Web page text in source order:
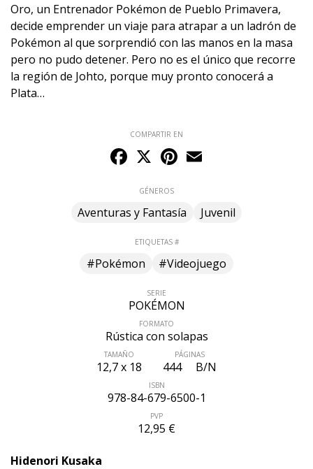
Oro, un Entrenador Pokémon de Pueblo Primavera,
decide emprender un viaje para atrapar a un ladrón de
Pokémon al que sorprendió con las manos en la masa
pero no pudo detener. Pero no es el único que recorre
la región de Johto, porque muy pronto conocerá a
Plata…
COMPARTIR EN
Facebook
X Pinterest
GÉNEROS
Aventuras y Fantasía Juvenil
ETIQUETAS #
#Pokémon #Videojuego
SERIE
POKÉMON
FORMATO
Rústica con solapas
TAMAÑO
12,7 x 18
PÁGINAS
444 B/N
ISBN
978-84-679-6500-1
PVP
12,95 €
Hidenori Kusaka